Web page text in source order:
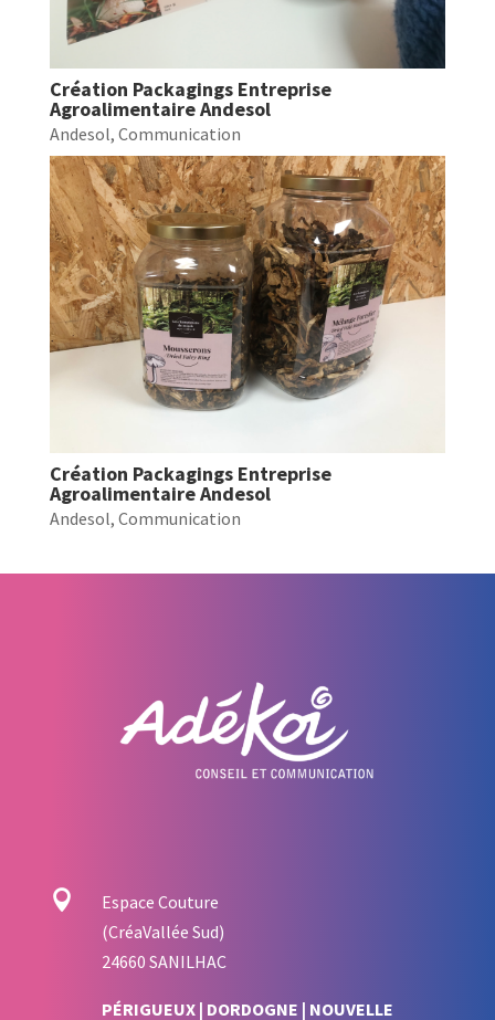
Création Packagings Entreprise
Agroalimentaire Andesol
Andesol, Communication
Création Packagings Entreprise
Agroalimentaire Andesol
Andesol, Communication

Espace Couture
(CréaVallée Sud)
24660 SANILHAC
PÉRIGUEUX | DORDOGNE | NOUVELLE